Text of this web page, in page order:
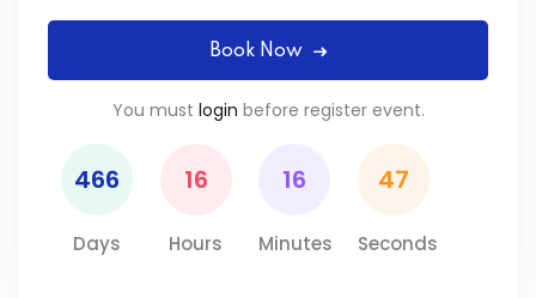
Book Now
You must login before register event.
466
Days
16
Hours
16
Minutes
47
Seconds